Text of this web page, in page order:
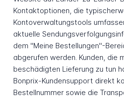
Kontaktoptionen, die
Kontoverwaltungstools
aktuelle
dem "Meine Bestellungen"-
abgerufen werden. Kunden, die
beschädigten Lieferung zu tun
Bonprix-Kundensupport direkt
Bestellnummer sowie die